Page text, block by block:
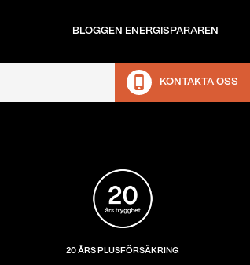
BLOGGEN ENERGISPARAREN
KONTAKTA OSS
20 ÅRS PLUSFÖRSÄKRING